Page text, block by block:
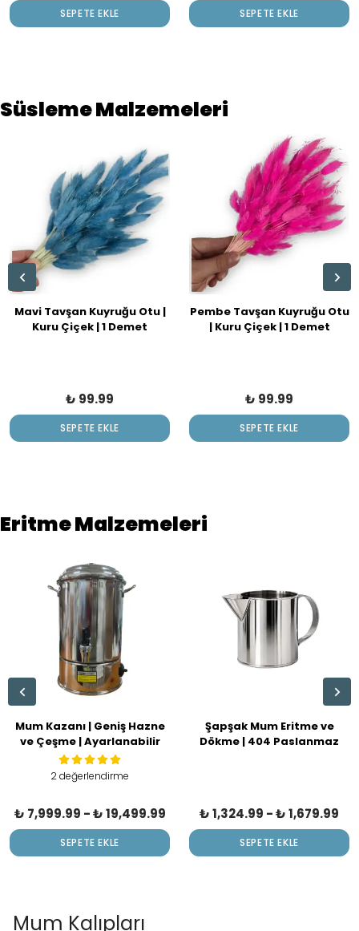
SEPETE EKLE SEPETE EKLE
Süsleme Malzemeleri
Mavi Tavşan Kuyruğu Otu |
Kuru Çiçek | 1 Demet
₺ 99.99
SEPETE EKLE
Pembe Tavşan Kuyruğu Otu
| Kuru Çiçek | 1 Demet
₺ 99.99
SEPETE EKLE
Eritme Malzemeleri
Mum Kazanı | Geniş Hazne
ve Çeşme | Ayarlanabilir
Derece
2 değerlendirme
₺ 7,999.99 -₺ 19,499.99
SEPETE EKLE
Şapşak Mum Eritme ve
Dökme | 404 Paslanmaz
₺ 1,324.99 -₺ 1,679.99
SEPETE EKLE
Mum Kalıpları